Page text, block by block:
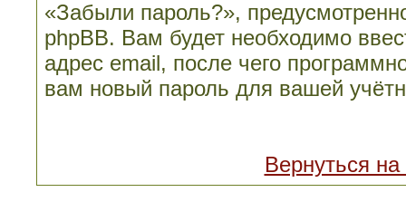
«Забыли пароль?»,
phpBB. Вам будет необходимо
адрес email, после чего
вам новый пароль для вашей
Вернуться